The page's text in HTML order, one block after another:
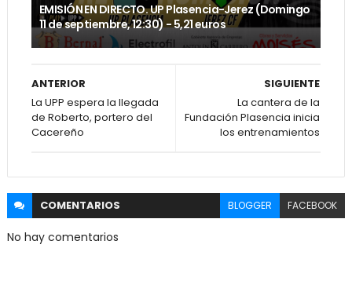
EMISIÓN EN DIRECTO. UP Plasencia-Jerez (Domingo
11 de septiembre, 12:30) - 5,21 euros
SIGUIENTE
La cantera de la
Fundación Plasencia inicia
los entrenamientos
ANTERIOR
La UPP espera la llegada
de Roberto, portero del
Cacereño
COMENTARIOS BLOGGER FACEBOOK
No hay comentarios